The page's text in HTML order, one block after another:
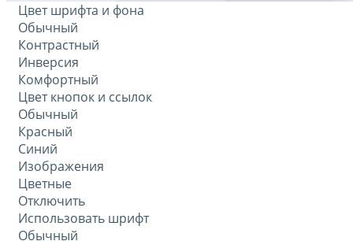
Цвет шрифта и фона
Обычный
Контрастный
Инверсия
Комфортный
Цвет кнопок и ссылок
Обычный
Красный
Синий
Изображения
Цветные
Отключить
Использовать шрифт
Обычный